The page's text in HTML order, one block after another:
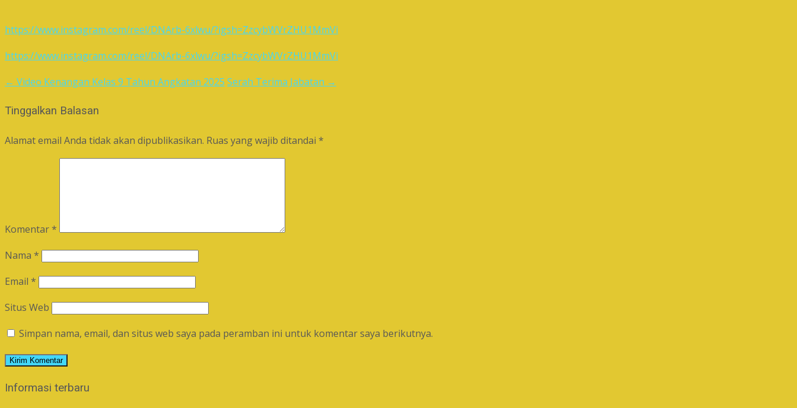
https://www.instagram.com/reel/DNArb-6xlwu/?igsh=ZzcybWVrZHU1MmVi
https://www.instagram.com/reel/DNArb-6xlwu/?igsh=ZzcybWVrZHU1MmVi
Post
navigation
← Video Kenangan Kelas 9 Tahun Angkatan 2025 Serah Terima Jabatan →
Tinggalkan Balasan
Alamat email Anda tidak akan dipublikasikan. Ruas yang wajib ditandai *
Komentar*
Nama *
Email *
Situs Web
Simpan nama, email, dan situs web saya pada peramban ini untuk komentar saya berikutnya.
Informasi terbaru